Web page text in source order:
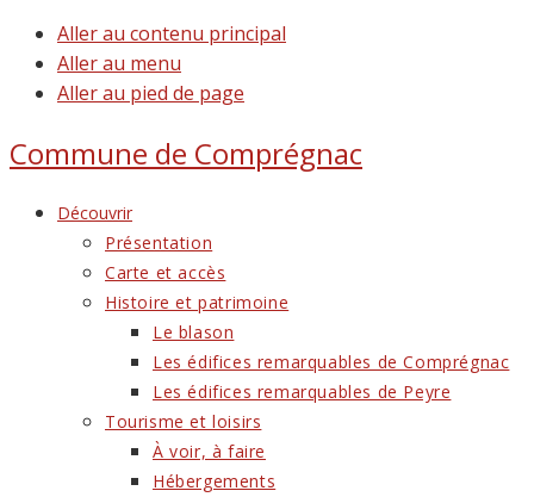
Aller au contenu principal
Aller au menu
Aller au pied de page
Commune de Comprégnac
Découvrir
Présentation
Carte et accès
Histoire et patrimoine
Le blason
Les édifices remarquables de Comprégnac
Les édifices remarquables de Peyre
Tourisme et loisirs
À voir, à faire
Hébergements